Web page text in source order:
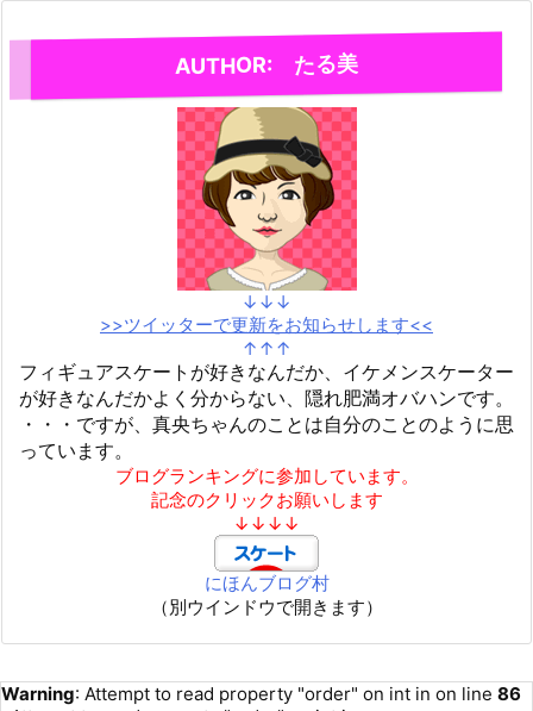
AUTHOR: たる美
↓↓↓
>>ツイッターで更新をお知らせします<<
↑↑↑
フィギュアスケートが好きなんだか、イケメンスケーター
が好きなんだかよく分からない、隠れ肥満オバハンです。
・・・ですが、真央ちゃんのことは自分のことのように思
っています。
ブログランキングに参加しています。
記念のクリックお願いします
↓↓↓↓
にほんブログ村
（別ウインドウで開きます）
Warning: Attempt to read property "order" on int in on line 86